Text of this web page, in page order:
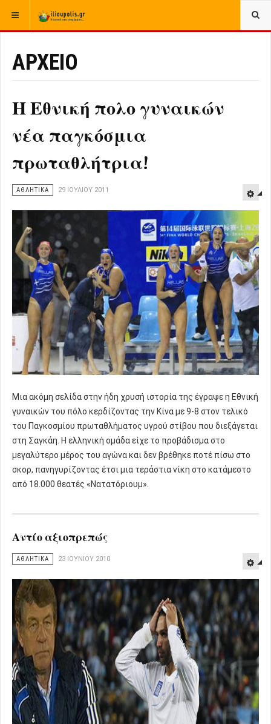
ΒΡΊΣΚΕΣΤΕ ΕΔΏ: ΑΡΧΙΚΉ
ΑΡΧΕΙΟ
Η Εθνική πολο γυναικών
νέα παγκόσμια
πρωταθλήτρια!
ΑΘΛΗΤΙΚΑ 29 ΙΟΥΛΊΟΥ 2011
Μια ακόμη σελίδα στην ήδη χρυσή ιστορία της έγραψε η Εθνική
γυναικών του πόλο κερδίζοντας την Κίνα με 9-8 στον τελικό
του Παγκοσμίου πρωταθλήματος υγρού στίβου που διεξάγεται
στη Σαγκάη. Η ελληνική ομάδα είχε το προβάδισμα στο
μεγαλύτερο μέρος του αγώνα και δεν βρέθηκε ποτέ πίσω στο
σκορ, πανηγυρίζοντας έτσι μια τεράστια νίκη στο κατάμεστο
από 18.000 θεατές «Νατατόριουμ».
Αντίο αξιοπρεπώς
ΑΘΛΗΤΙΚΑ 23 ΙΟΥΝΊΟΥ 2010